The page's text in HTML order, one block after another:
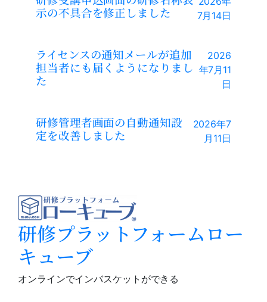
示の不具合を修正しました
7月14日
ライセンスの通知メールが追加
担当者にも届くようになりまし
た
2026
年7月11
日
研修管理者画面の自動通知設
定を改善しました
2026年7
月11日
研修プラットフォームロー
キューブ
オンラインでインバスケットができる